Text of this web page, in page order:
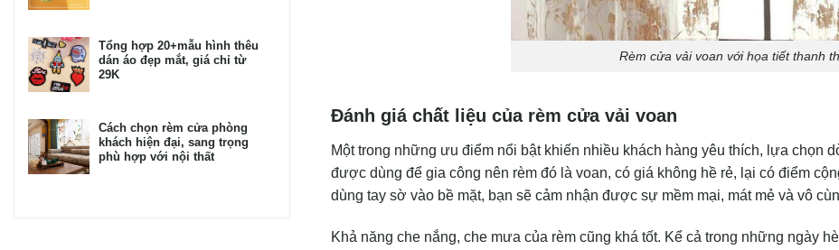
Tổng hợp 20+mẫu hình thêu
dán áo đẹp mắt, giá chỉ từ
29K
Cách chọn rèm cửa phòng
khách hiện đại, sang trọng
phù hợp với nội thất
Rèm cửa vải voan với họa tiết thanh
Đánh giá chất liệu của rèm cửa vải voan
Một trong những ưu điểm nổi bật khiến nhiều khách hàng yêu thích, lựa chọn
được dùng để gia công nên rèm đó là voan, có giá không hề rẻ, lại có điểm
dùng tay sờ vào bề mặt, bạn sẽ cảm nhận được sự mềm mại, mát mẻ và vô
Khả năng che nắng, che mưa của rèm cũng khá tốt. Kể cả trong những ngày